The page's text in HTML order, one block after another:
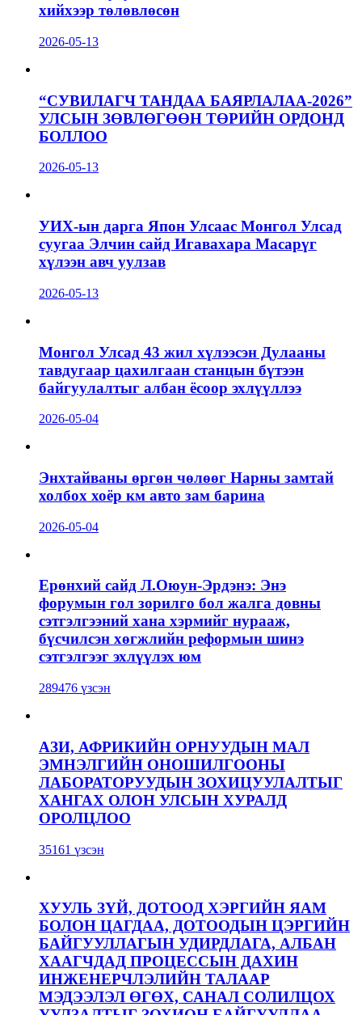
хийхээр төлөвлөсөн
2026-05-13
“СУВИЛАГЧ ТАНДАА БАЯРЛАЛАА-2026”
УЛСЫН ЗӨВЛӨГӨӨН ТӨРИЙН ОРДОНД
БОЛЛОО
2026-05-13
УИХ-ын дарга Япон Улсаас Монгол Улсад
суугаа Элчин сайд Игавахара Масарүг
хүлээн авч уулзав
2026-05-13
Монгол Улсад 43 жил хүлээсэн Дулааны
тавдугаар цахилгаан станцын бүтээн
байгуулалтыг албан ёсоор эхлүүллээ
2026-05-04
Энхтайваны өргөн чөлөөг Нарны замтай
холбох хоёр км авто зам барина
2026-05-04
Ерөнхий сайд Л.Оюун-Эрдэнэ: Энэ
форумын гол зорилго бол жалга довны
сэтгэлгээний хана хэрмийг нурааж,
бүсчилсэн хөгжлийн реформын шинэ
сэтгэлгээг эхлүүлэх юм
289476 үзсэн
АЗИ, АФРИКИЙН ОРНУУДЫН МАЛ
ЭМНЭЛГИЙН ОНОШИЛГООНЫ
ЛАБОРАТОРУУДЫН ЗОХИЦУУЛАЛТЫГ
ХАНГАХ ОЛОН УЛСЫН ХУРАЛД
ОРОЛЦЛОО
35161 үзсэн
ХУУЛЬ ЗҮЙ, ДОТООД ХЭРГИЙН ЯАМ
БОЛОН ЦАГДАА, ДОТООДЫН ЦЭРГИЙН
БАЙГУУЛЛАГЫН УДИРДЛАГА, АЛБАН
ХААГЧДАД ПРОЦЕССЫН ДАХИН
ИНЖЕНЕРЧЛЭЛИЙН ТАЛААР
МЭДЭЭЛЭЛ ӨГӨХ, САНАЛ СОЛИЛЦОХ